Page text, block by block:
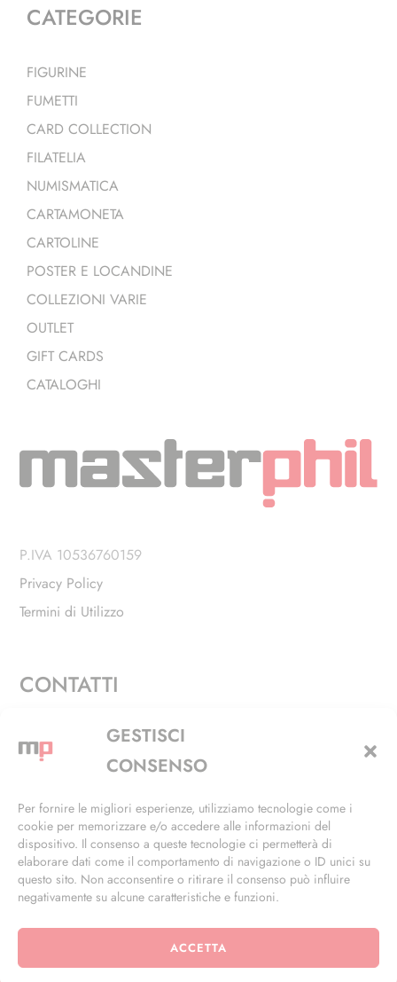
GESTISCI
CONSENSO
Per fornire le migliori esperienze, utilizziamo tecnologie come i
cookie per memorizzare e/o accedere alle informazioni del
dispositivo. Il consenso a queste tecnologie ci permetterà di
elaborare dati come il comportamento di navigazione o ID unici su
questo sito. Non acconsentire o ritirare il consenso può influire
negativamente su alcune caratteristiche e funzioni.
ACCETTA
CATEGORIE
FIGURINE
FUMETTI
CARD COLLECTION
FILATELIA
NUMISMATICA
CARTAMONETA
CARTOLINE
POSTER E LOCANDINE
COLLEZIONI VARIE
OUTLET
GIFT CARDS
CATALOGHI
P.IVA 10536760159
Privacy Policy
Termini di Utilizzo
CONTATTI
Via Alfieri, 27 - Trezzano Sul Naviglio (MI)
+39 02 4846 3155
info@masterphil.it